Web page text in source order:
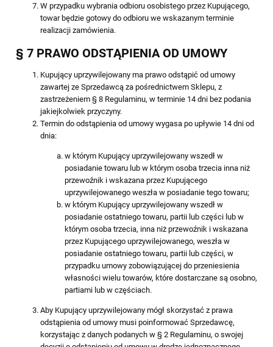
W przypadku wybrania odbioru osobistego przez Kupującego,
towar będzie gotowy do odbioru we wskazanym terminie
realizacji zamówienia.
§ 7 PRAWO ODSTĄPIENIA OD UMOWY
Kupujący uprzywilejowany ma prawo odstąpić od umowy
zawartej ze Sprzedawcą za pośrednictwem Sklepu, z
zastrzeżeniem § 8 Regulaminu, w terminie 14 dni bez podania
jakiejkolwiek przyczyny.
Termin do odstąpienia od umowy wygasa po upływie 14 dni od
dnia:
w którym Kupujący uprzywilejowany wszedł w
posiadanie towaru lub w którym osoba trzecia inna niż
przewoźnik i wskazana przez Kupującego
uprzywilejowanego weszła w posiadanie tego towaru;
w którym Kupujący uprzywilejowany wszedł w
posiadanie ostatniego towaru, partii lub części lub w
którym osoba trzecia, inna niż przewoźnik i wskazana
przez Kupującego uprzywilejowanego, weszła w
posiadanie ostatniego towaru, partii lub części, w
przypadku umowy zobowiązującej do przeniesienia
własności wielu towarów, które dostarczane są osobno,
partiami lub w częściach.
Aby Kupujący uprzywilejowany mógł skorzystać z prawa
odstąpienia od umowy musi poinformować Sprzedawcę,
korzystając z danych podanych w § 2 Regulaminu, o swojej